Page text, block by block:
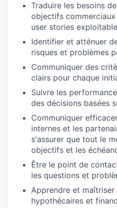
Traduire les besoins
objectifs
user stories
Identifier et atténuer
risques et problèmes
Communiquer des
clairs pour chaque
Suivre les
des décisions basées
Communiquer
internes et les
s'assurer que tout le
objectifs et les
Être le point de
les questions et
Apprendre et maîtriser
hypothécaires et